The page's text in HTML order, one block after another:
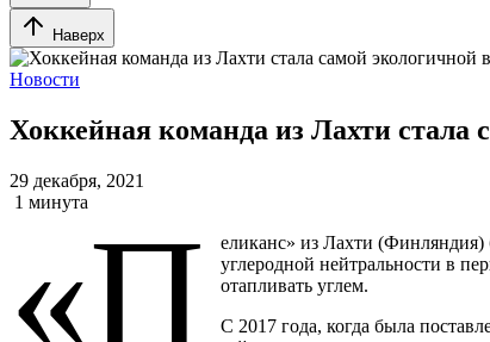
Наверх
Новости
Хоккейная команда из Лахти стала
29 декабря, 2021
1 минута
«П
еликанс» из Лахти (Финляндия)
углеродной нейтральности в
отапливать углем.
С 2017 года, когда была